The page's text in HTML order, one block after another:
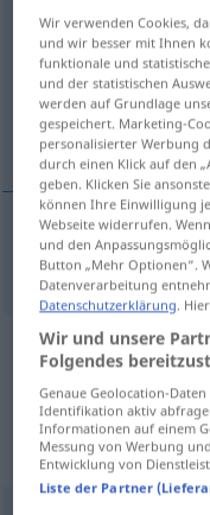
Übersicht aller
(Für mehr Details die
paradigm
paradigm
für
(nicht von
geprüft)
Wir verwenden Cookies,
und wir besser mit Ihnen
funktionale und
und der statistischen
werden auf Grundlage
gespeichert. Marketing-
personalisierter Werbung
durch einen Klick auf den
geben. Klicken Sie
können Ihre Einwilligung
Webseite widerrufen.
und den
Button „Mehr Optionen“.
Datenverarbeitung
Datenschutzerklärung.
Wir und unsere
Folgendes
Genaue Geolocation-
Identifikation aktiv
Informationen auf einem
Messung von Werbung
Entwicklung von
Liste der Partner